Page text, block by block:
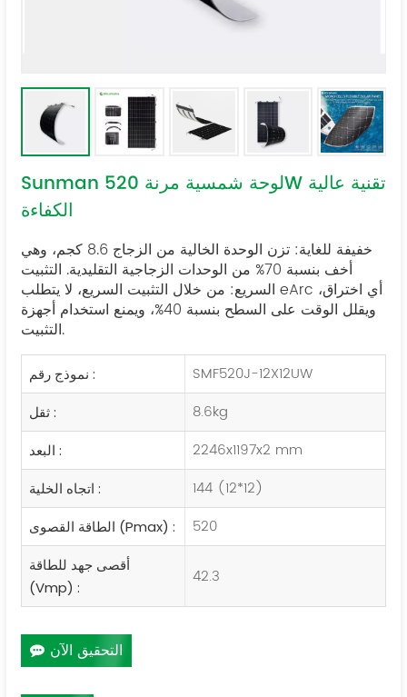
Sunman لوحة شمسية مرنة 520W تقنية عالية
الكفاءة
خفيفة للغاية: تزن الوحدة الخالية من الزجاج 8.6 كجم، وهي
أخف بنسبة 70% من الوحدات الزجاجية التقليدية.
التثبيت
السريع: من خلال التثبيت السريع، لا يتطلب eArc أي اختراق،
ويقلل الوقت على السطح بنسبة 40%، ويمنع استخدام أجهزة
التثبيت.
نموذج رقم : SMF520J-12X12UW
ثقل : 8.6kg
البعد : 2246x1197x2 mm
اتجاه الخلية : 144 (12*12)
الطاقة القصوى (Pmax) : 520
أقصى جهد للطاقة
(Vmp) :
42.3
التحقيق الآن